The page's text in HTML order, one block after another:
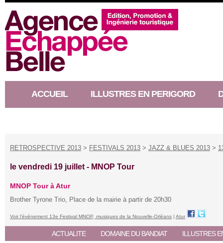
ACCUEIL ILLUSTRES EN PERIGORD
RETROSPECTIVE 2013 > FESTIVALS 2013 > JAZZ & BLUES 2013 >
le vendredi 19 juillet - MNOP Tour
MNOP Tour à Atur
Brother Tyrone Trio, Place de la mairie à partir de 20h30
Voir l'événement 13e Festival MNOP, musiques de la Nouvelle-Orléans | Atur
ACTUALITE DOMAINE DU BANDIAT ILLUSTRES